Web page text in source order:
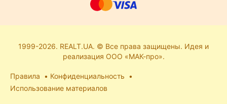
1999-2026. REALT.UA. © Все права защищены. Идея и
реализация ООО «МАК-про».
Правила
Конфиденциальность
Использование материалов